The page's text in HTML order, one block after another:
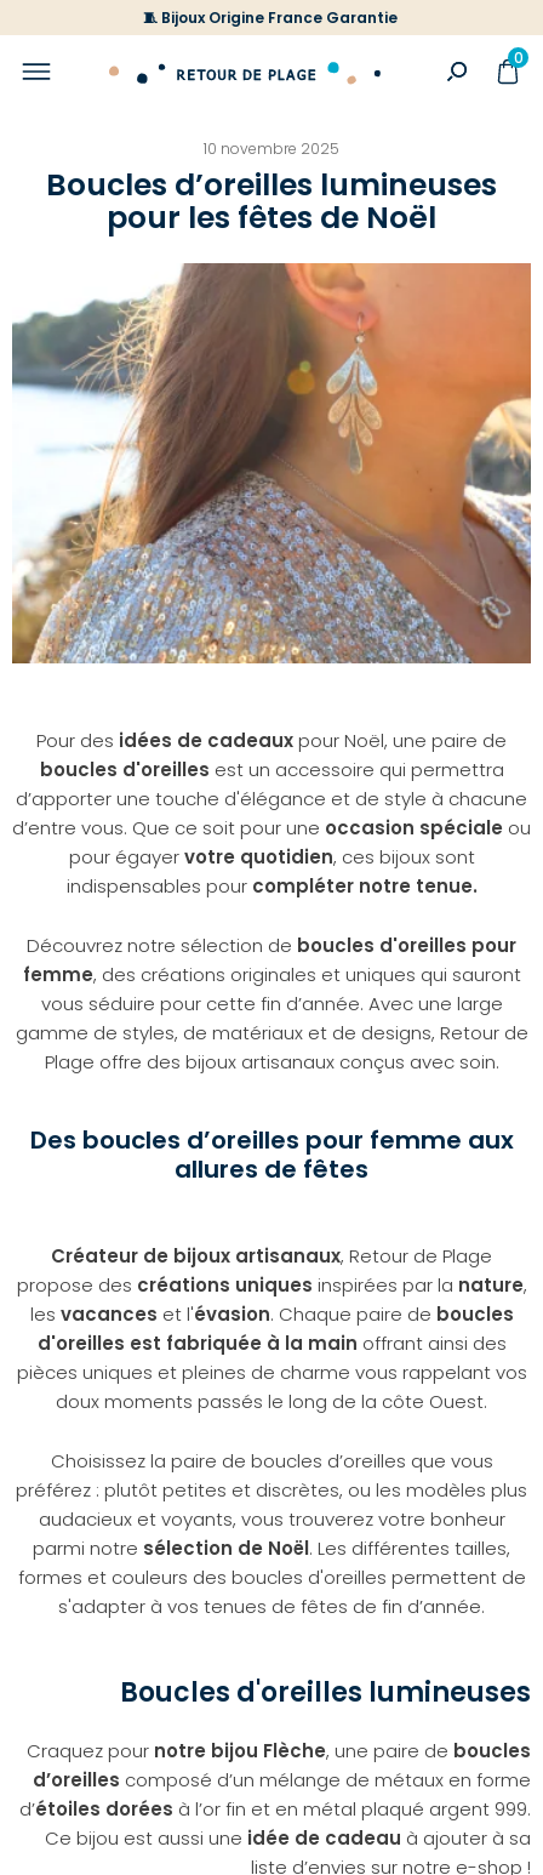
🧵 Bijoux Origine France Garantie
0
10 novembre 2025
Boucles d’oreilles lumineuses
pour les fêtes de Noël
Pour des idées de cadeauxpour Noël, une paire de
boucles d'oreilles est un accessoire qui permettra
d’apporter une touche d'élégance et de style à chacune
d’entre vous. Que ce soit pour une occasion spéciale ou
pour égayervotre quotidien, ces bijoux sont
indispensables pour compléter notre tenue.
Découvrez notre sélection de boucles d'oreilles pour
femme, des créations originales et uniques qui sauront
vous séduire pour cette fin d’année. Avec une large
gamme de styles, de matériaux et de designs, Retour de
Plage offre des bijoux artisanaux conçus avec soin.
Des boucles d’oreilles pour femme aux
allures de fêtes
Créateur de bijoux artisanaux, Retour de Plage
propose des créations uniques inspirées par la nature,
les vacances et l'évasion. Chaque paire de boucles
d'oreilles est fabriquée à la main offrant ainsi des
pièces uniques et pleines de charme vous rappelant vos
doux moments passés le long de la côte Ouest.
Choisissez la paire de boucles d’oreilles que vous
préférez : plutôt petites et discrètes, ou les modèles plus
audacieux et voyants, vous trouverez votre bonheur
parmi notre sélection de Noël. Les différentes tailles,
formes et couleurs des boucles d'oreilles permettent de
s'adapter à vos tenues de fêtes de fin d’année.
Boucles d'oreilles lumineuses
Craquez pour notre bijou Flèche, une paire de boucles
d’oreilles composé d’un mélange de métaux en forme
d’étoiles dorées à l’or fin et en métal plaqué argent 999.
Ce bijou est aussi une idée de cadeau à ajouter à sa
liste d’envies sur notre e-shop !